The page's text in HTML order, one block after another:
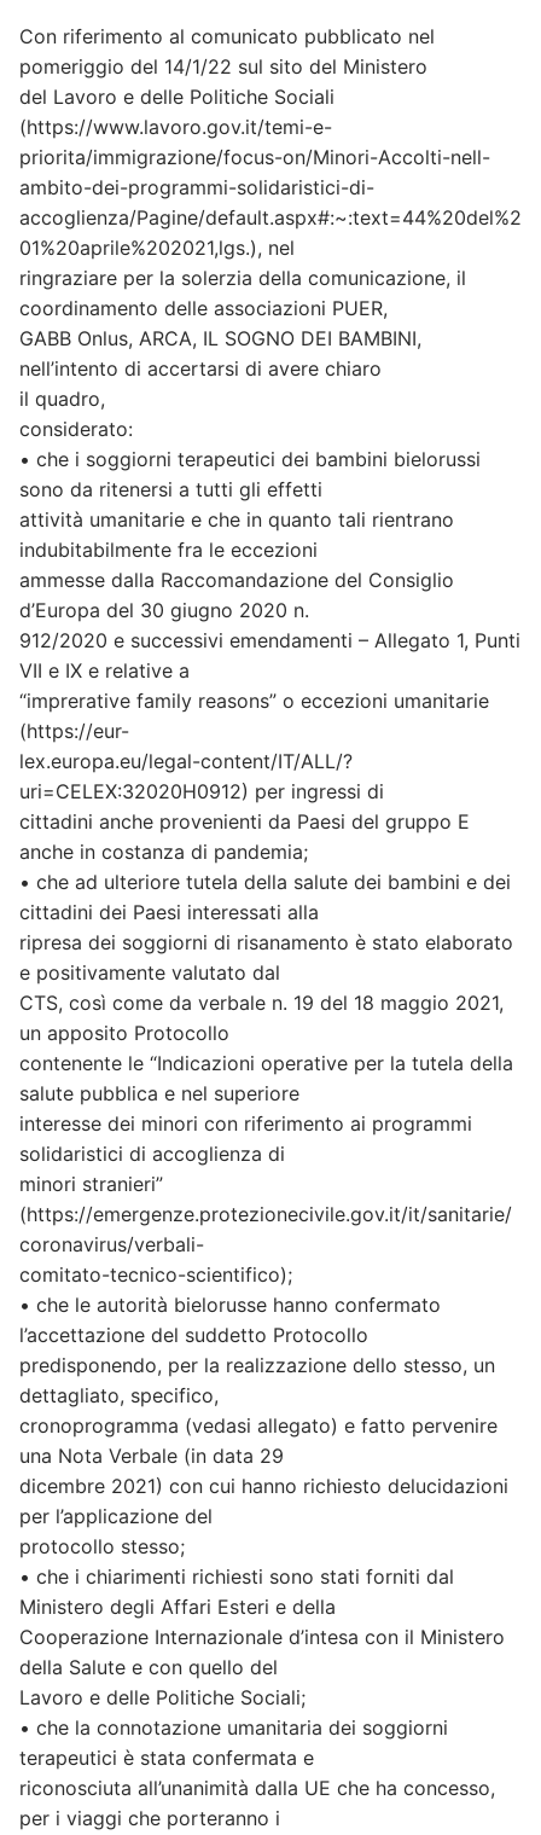
Con riferimento al comunicato pubblicato nel
pomeriggio del 14/1/22 sul sito del Ministero
del Lavoro e delle Politiche Sociali
(https://www.lavoro.gov.it/temi-e-
priorita/immigrazione/focus-on/Minori-Accolti-nell-
ambito-dei-programmi-solidaristici-di-
accoglienza/Pagine/default.aspx#:~:text=44%20del%2
01%20aprile%202021,lgs.), nel
ringraziare per la solerzia della comunicazione, il
coordinamento delle associazioni PUER,
GABB Onlus, ARCA, IL SOGNO DEI BAMBINI,
nell’intento di accertarsi di avere chiaro
il quadro,
considerato:
• che i soggiorni terapeutici dei bambini bielorussi
sono da ritenersi a tutti gli effetti
attività umanitarie e che in quanto tali rientrano
indubitabilmente fra le eccezioni
ammesse dalla Raccomandazione del Consiglio
d’Europa del 30 giugno 2020 n.
912/2020 e successivi emendamenti – Allegato 1, Punti
VII e IX e relative a
“imprerative family reasons” o eccezioni umanitarie
(https://eur-
lex.europa.eu/legal-content/IT/ALL/?
uri=CELEX:32020H0912) per ingressi di
cittadini anche provenienti da Paesi del gruppo E
anche in costanza di pandemia;
• che ad ulteriore tutela della salute dei bambini e dei
cittadini dei Paesi interessati alla
ripresa dei soggiorni di risanamento è stato elaborato
e positivamente valutato dal
CTS, così come da verbale n. 19 del 18 maggio 2021,
un apposito Protocollo
contenente le “Indicazioni operative per la tutela della
salute pubblica e nel superiore
interesse dei minori con riferimento ai programmi
solidaristici di accoglienza di
minori stranieri”
(https://emergenze.protezionecivile.gov.it/it/sanitarie/
coronavirus/verbali-
comitato-tecnico-scientifico);
• che le autorità bielorusse hanno confermato
l’accettazione del suddetto Protocollo
predisponendo, per la realizzazione dello stesso, un
dettagliato, specifico,
cronoprogramma (vedasi allegato) e fatto pervenire
una Nota Verbale (in data 29
dicembre 2021) con cui hanno richiesto delucidazioni
per l’applicazione del
protocollo stesso;
• che i chiarimenti richiesti sono stati forniti dal
Ministero degli Affari Esteri e della
Cooperazione Internazionale d’intesa con il Ministero
della Salute e con quello del
Lavoro e delle Politiche Sociali;
• che la connotazione umanitaria dei soggiorni
terapeutici è stata confermata e
riconosciuta all’unanimità dalla UE che ha concesso,
per i viaggi che porteranno i